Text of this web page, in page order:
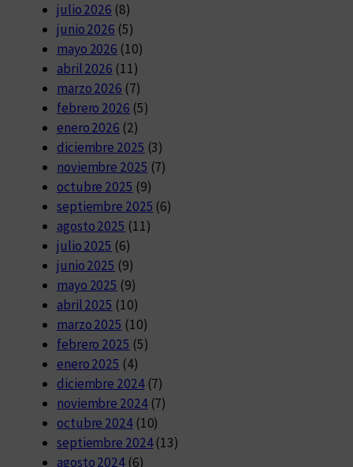
julio 2026 (8)
junio 2026 (5)
mayo 2026 (10)
abril 2026 (11)
marzo 2026 (7)
febrero 2026 (5)
enero 2026 (2)
diciembre 2025 (3)
noviembre 2025 (7)
octubre 2025 (9)
septiembre 2025 (6)
agosto 2025 (11)
julio 2025 (6)
junio 2025 (9)
mayo 2025 (9)
abril 2025 (10)
marzo 2025 (10)
febrero 2025 (5)
enero 2025 (4)
diciembre 2024(7)
noviembre 2024(7)
octubre 2024(10)
septiembre 2024(13)
agosto 2024(6)